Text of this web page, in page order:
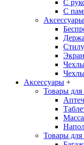
С
С
Аксессуары +
Товары для
Товары для